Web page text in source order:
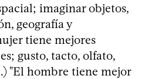
imaginar objetos,
geografía y
tiene mejores
gusto, tacto, olfato,
"El hombre tiene mejor